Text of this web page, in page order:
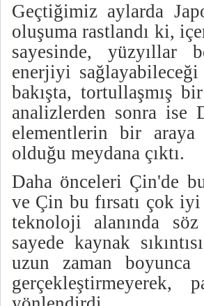
Geçtiğimiz aylarda
oluşuma rastlandı ki,
sayesinde, yüzyıllar
enerjiyi
bakışta, tortullaşmış
analizlerden sonra ise
elementlerin bir
olduğu meydana çıktı.
Daha önceleri Çin'de
ve Çin bu fırsatı çok
teknoloji alanında
sayede kaynak
uzun zaman boyunca